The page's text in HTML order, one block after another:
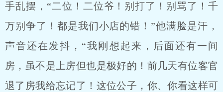
手乱摆，“二位！二位爷！别打了！别骂了！千
万别争了！都是我们小店的错！”他满脸是汗，
声音还在发抖，“我刚想起来，后面还有一间
房，虽不是上房但也是极好的！前几天有位客官
退了房我给忘记了！这位公子，你、你看这样可